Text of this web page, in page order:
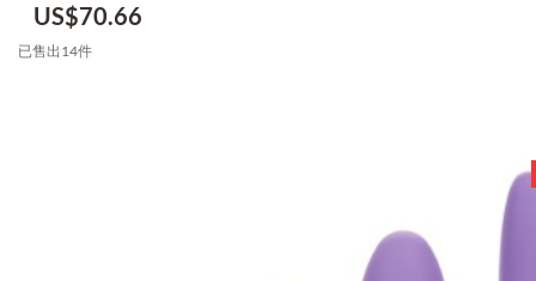
US$70.66
已售出14件